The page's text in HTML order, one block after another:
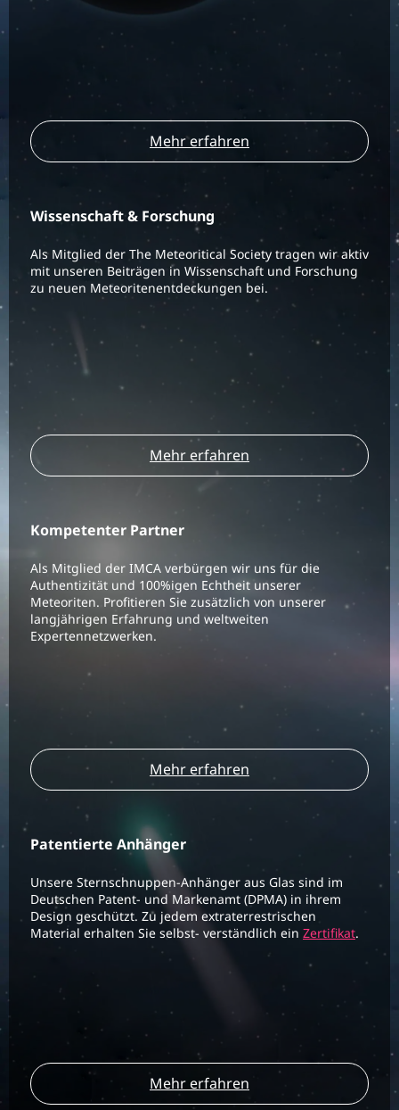
Mehr erfahren
Wissenschaft & Forschung
Als Mitglied der The Meteoritical Society tragen wir aktiv
mit unseren Beiträgen in Wissenschaft und Forschung
zu neuen Meteoritenentdeckungen bei.
Mehr erfahren
Kompetenter Partner
Als Mitglied der IMCA verbürgen wir uns für die
Authentizität und 100%igen Echtheit unserer
Meteoriten. Profitieren Sie zusätzlich von unserer
langjährigen Erfahrung und weltweiten
Expertennetzwerken.
Mehr erfahren
Patentierte Anhänger
Unsere Sternschnuppen-Anhänger aus Glas sind im
Deutschen Patent- und Markenamt (DPMA) in ihrem
Design geschützt. Zu jedem extraterrestrischen
Material erhalten Sie selbst- verständlich ein Zertifikat.
Mehr erfahren